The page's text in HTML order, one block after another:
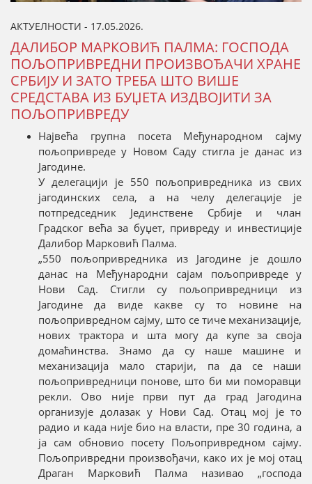
АКТУЕЛНОСТИ - 17.05.2026.
ДАЛИБОР МАРКОВИЋ ПАЛМА: ГОСПОДА
ПОЉОПРИВРЕДНИ ПРОИЗВОЂАЧИ ХРАНЕ
СРБИЈУ И ЗАТО ТРЕБА ШТО ВИШЕ
СРЕДСТАВА ИЗ БУЏЕТА ИЗДВОЈИТИ ЗА
ПОЉОПРИВРЕДУ
Највећа групна посета Међународном сајму
пољопривреде у Новом Саду стигла је данас из
Јагодине.
У делегацији је 550 пољопривредника из свих
јагодинских села, а на челу делегације је
потпредседник Јединствене Србије и члан
Градског већа за буџет, привреду и инвестиције
Далибор Марковић Палма.
„550 пољопривредника из Јагодине је дошло
данас на Међународни сајам пољопривреде у
Нови Сад. Стигли су пољопривредници из
Јагодине да виде какве су то новине на
пољопривредном сајму, што се тиче механизације,
нових трактора и шта могу да купе за своја
домаћинства. Знамо да су наше машине и
механизација мало старији, па да се наши
пољопривредници понове, што би ми поморавци
рекли. Ово није први пут да град Јагодина
организује долазак у Нови Сад. Отац мој је то
радио и када није био на власти, пре 30 година, а
ја сам обновио посету Пољопривредном сајму.
Пољопривредни произвођачи, како их је мој отац
Драган Марковић Палма називао „господа